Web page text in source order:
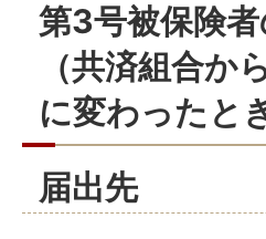
第3号被保険
（共済組合か
に変わったと
届出先